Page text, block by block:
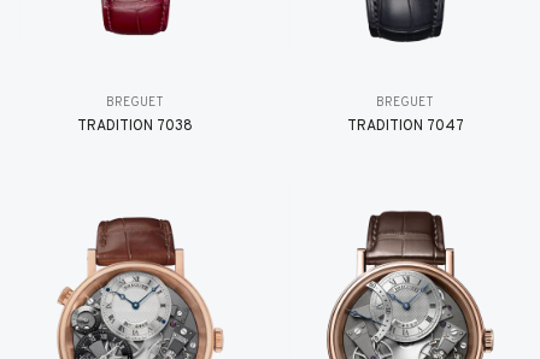
BREGUET
TRADITION 7038
BREGUET
TRADITION 7047